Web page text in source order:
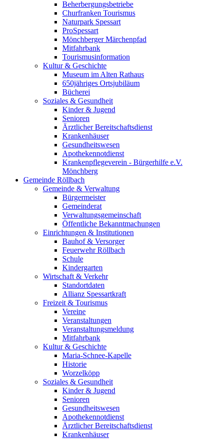
Beherbergungsbetriebe
Churfranken Tourismus
Naturpark Spessart
ProSpessart
Mönchberger Märchenpfad
Mitfahrbank
Tourismusinformation
Kultur & Geschichte
Museum im Alten Rathaus
650jähriges Ortsjubiläum
Bücherei
Soziales & Gesundheit
Kinder & Jugend
Senioren
Ärztlicher Bereitschaftsdienst
Krankenhäuser
Gesundheitswesen
Apothekennotdienst
Krankenpflegeverein - Bürgerhilfe e.V.
Mönchberg
Gemeinde Röllbach
Gemeinde & Verwaltung
Bürgermeister
Gemeinderat
Verwaltungsgemeinschaft
Öffentliche Bekanntmachungen
Einrichtungen & Institutionen
Bauhof & Versorger
Feuerwehr Röllbach
Schule
Kindergarten
Wirtschaft & Verkehr
Standortdaten
Allianz Spessartkraft
Freizeit & Tourismus
Vereine
Veranstaltungen
Veranstaltungsmeldung
Mitfahrbank
Kultur & Geschichte
Maria-Schnee-Kapelle
Historie
Worzelköpp
Soziales & Gesundheit
Kinder & Jugend
Senioren
Gesundheitswesen
Apothekennotdienst
Ärztlicher Bereitschaftsdienst
Krankenhäuser